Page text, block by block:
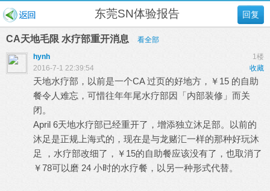
回复
东莞SN体验报告
CA天地毛限 水疗部重开消息
看全部
1楼
hynh
收藏
2016-7-1 22:39:54
天地水疗部，以前是一个CA 过页的好地方，￥15 的自助
餐令人难忘，可惜往年年尾水疗部因「内部装修」而关
闭。
April 6天地水疗部已经重开了，增添独立沐足部。以前的
沐足是正规上海式的，现在是与龙赌汇一样的那种好玩沐
足 ，水疗部改细了，￥15的自助餐应该没有了，也取消了
￥78可以磨 24 小时的水疗餐，以另一种形式代替。